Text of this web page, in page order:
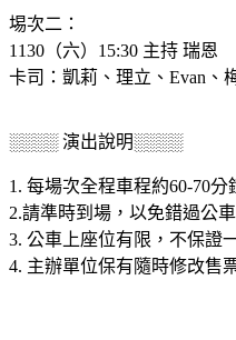
埸次二：
1130（六）15:30 主持 瑞恩
卡司：凱莉、理立、Evan、
░░░░ 演出說明░░░░
1. 每場次全程車程約60-70分
2.請準時到場，以免錯過公車
3. 公車上座位有限，不保證
4. 主辦單位保有隨時修改售